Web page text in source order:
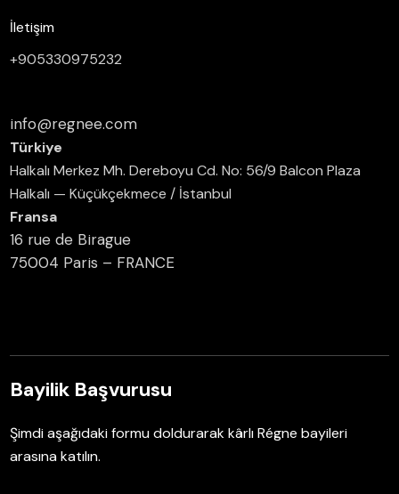
İletişim
+905330975232
info@regnee.com
Türkiye
Halkalı Merkez Mh. Dereboyu Cd. No: 56/9 Balcon Plaza
Halkalı — Küçükçekmece / İstanbul
Fransa
16 rue de Birague
75004 Paris – FRANCE
Bayilik Başvurusu
Şimdi aşağıdaki formu doldurarak kârlı Régne bayileri
arasına katılın.